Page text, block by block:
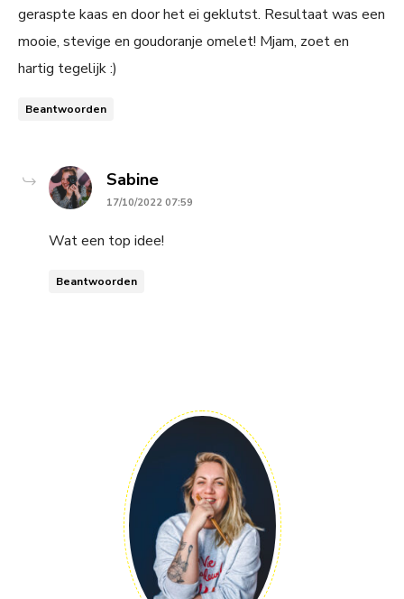
geraspte kaas en door het ei geklutst. Resultaat was een
mooie, stevige en goudoranje omelet! Mjam, zoet en
hartig tegelijk :)
Beantwoorden
Sabinesays:
17/10/2022 07:59
Wat een top idee!
Beantwoorden